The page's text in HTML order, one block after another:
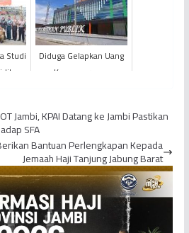
Studi
Diduga Gelapkan Uang
Kepengurusan
PEMKOT Jamb...
Jambi, KPAI Datang ke Jambi Pastikan
SFA
Bantuan Perlengkapan Kepada
Jemaah Haji Tanjung Jabung Barat